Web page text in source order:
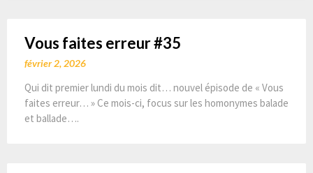
Vous faites erreur #35
février 2, 2026
Qui dit premier lundi du mois dit… nouvel épisode de « Vous
faites erreur… » Ce mois-ci, focus sur les homonymes balade
et ballade….